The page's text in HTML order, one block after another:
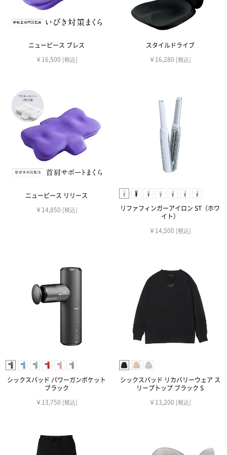
ニューピース ブレス
￥16,500 [税込]
スタイルドライブ
￥16,280 [税込]
ニューピース リリース
￥14,850 [税込]
リファフィンガーアイロン ST（ホワ
イト）
￥14,500 [税込]
シックスパッド パワーガンポケット
ブラック
￥13,750 [税込]
シックスパッド リカバリーウェア ス
リープトップ ブラック S
￥13,200 [税込]